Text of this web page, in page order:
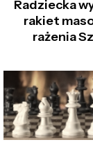
Radziecka
rakiet
rażenia